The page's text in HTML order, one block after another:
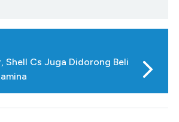
Shell Cs Juga Didorong Beli